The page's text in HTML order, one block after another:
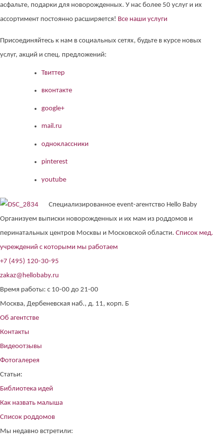
асфальте, подарки для новорожденных. У нас более 50 услуг и их
ассортимент постоянно расширяется! Все наши услуги
Присоединяйтесь к нам в социальных сетях, будьте в курсе новых
услуг, акций и спец. предложений:
Твиттер
вконтакте
google+
mail.ru
одноклассники
pinterest
youtube
Специализированное event-агентство Hello Baby
Организуем выписки новорожденных и их мам из роддомов и
перинатальных центров Москвы и Московской области. Список мед.
учреждений с которыми мы работаем
+7 (495) 120-30-95
zakaz@hellobaby.ru
Время работы: с 10-00 до 21-00
Москва, Дербеневская наб., д. 11, корп. Б
Об агентстве
Контакты
Видеоотзывы
Фотогалерея
Статьи:
Библиотека идей
Как назвать малыша
Список роддомов
Мы недавно встретили: